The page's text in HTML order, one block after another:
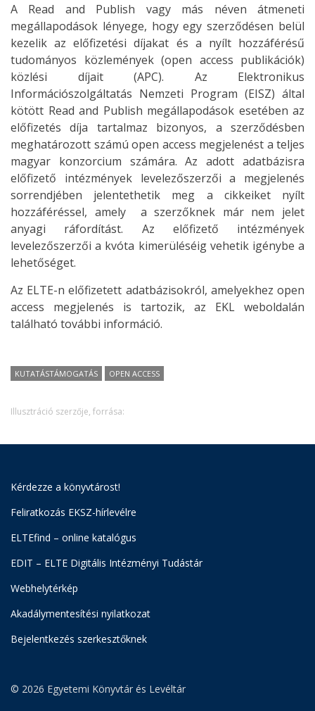
A Read and Publish vagy más néven átmeneti
megállapodások lényege, hogy egy szerződésen belül
kezelik az előfizetési díjakat és a nyílt hozzáférésű
tudományos közlemények (open access publikációk)
közlési díjait (APC). Az Elektronikus
Információszolgáltatás Nemzeti Program (EISZ) által
kötött Read and Publish megállapodások esetében az
előfizetés díja tartalmaz bizonyos, a szerződésben
meghatározott számú open access megjelenést a teljes
magyar konzorcium számára. Az adott adatbázisra
előfizető intézmények levelezőszerzői a megjelenés
sorrendjében jelentethetik meg a cikkeiket nyílt
hozzáféréssel, amely a szerzőknek már nem jelet
anyagi ráfordítást. Az előfizető intézmények
levelezőszerzői a kvóta kimerüléséig vehetik igénybe a
lehetőséget.
Az ELTE-n előfizetett adatbázisokról, amelyekhez open
access megjelenés is tartozik, az EKL weboldalán
található további információ.
KUTATÁSTÁMOGATÁS OPEN ACCESS
Illusztráció szerzője, forrása:
Kérdezze a könyvtárost!
Feliratkozás EKSZ-hírlevélre
ELTEfind – online katalógus
EDIT – ELTE Digitális Intézményi Tudástár
Webhelytérkép
Akadálymentesítési nyilatkozat
Bejelentkezés szerkesztőknek
© 2026 Egyetemi Könyvtár és Levéltár